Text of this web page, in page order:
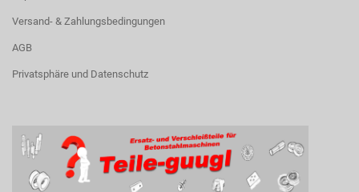
Versand- & Zahlungsbedingungen
AGB
Privatsphäre und Datenschutz